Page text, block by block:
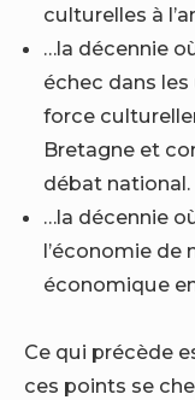
culturelles à
…la décennie
échec dans
force
Bretagne et
débat national.
…la décennie
l’économie de
économique
Ce qui précède
ces points se